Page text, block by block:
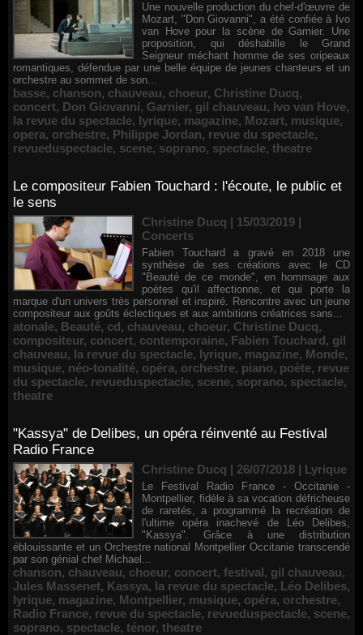
Une nouvelle production du chef-d'œuvre de
Mozart, "Don Giovanni", a été confiée à Ivo
van Hove pour la scène de Garnier. Une
proposition, qui déshabille le Grand
Seigneur méchant homme de ses oripeaux
romantiques, défendue par une belle équipe de jeunes chanteurs et un
orchestre au sommet de son...
basse, chanson, chauveau, choeur, Christine Ducq,
concert, Don Giovanni, Garnier, gil chauveau, Ivo van Hove,
la revue du spectacle, lyrique, magazine, Mozart, musique,
opera, orchestre, Philippe Jordan, revue du spectacle,
revueduspectacle, scene, soprano, spectacle, theatre
Le compositeur Fabien Touchard : l'écoute, le public et
le sens
Christine Ducq | 15/03/2019 |
Concerts
Fabien Touchard a gravé en 2018 une
synthèse de ses créations avec le CD
"Beauté de ce monde", en hommage aux
poètes qu'il affectionne, et qui porte la
marque d'un univers très personnel et inspiré. Rencontre avec un jeune
compositeur aux goûts éclectiques et aux ambitions créatrices sans...
atonale, Beauté, cd, chauveau, choeur, Christine Ducq,
compositeur, concert, contemporaine, Fabien Touchard, gil
chauveau, la revue du spectacle, lyrique, magazine, Monde,
musique, néo-tonalité, opéra, orchestre, piano, poète, revue
du spectacle, revueduspectacle, scene, soprano, spectacle,
theatre
"Kassya" de Delibes, un opéra réinventé au Festival
Radio France
Christine Ducq | 26/07/2018 | Lyrique
Le Festival Radio France - Occitanie -
Montpellier, fidèle à sa vocation défricheuse
de raretés, a programmé la recréation de
l'ultime opéra inachevé de Léo Delibes,
"Kassya". Grâce à une distribution
éblouissante et un Orchestre national Montpellier Occitanie transcendé
par son génial chef Michael...
chanson, chauveau, choeur, concert, festival, gil chauveau,
Jules Massenet, Kassya, la revue du spectacle, Léo Delibes,
lyrique, magazine, Montpellier, musique, opéra, orchestre,
Radio France, revue du spectacle, revueduspectacle, scene,
soprano, spectacle, ténor, theatre